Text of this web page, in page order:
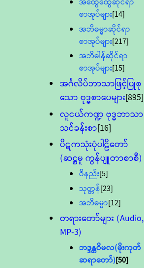
စာအုပ်များ[14]
အဘိဓမ္မာဆိုင်ရာ
စာအုပ်များ[217]
အဘိဓါန်ဆိုင်ရာ
စာအုပ်များ[15]
အင်္ဂလိပ်ဘာသာဖြင့်ပြုစု
သော ဗုဒ္ဓစာပေများ[895]
လူငယ်ကဏ္ဍ ဗုဒ္ဓဘာသာ
သင်ခန်းစာ[16]
ပိဋကသုံးပုံပါဠိတော်
(ဆဋ္ဌမူ ကွန်ပျူတာစာစီ)
ဝိနည်း[5]
သုတ္တန်[23]
အဘိဓမ္မာ[12]
တရားတော်များ (Audio,
MP-3)
ဘဒ္ဒန္တဝိမလ(မိုးကုတ်
ဆရာတော်)[50]